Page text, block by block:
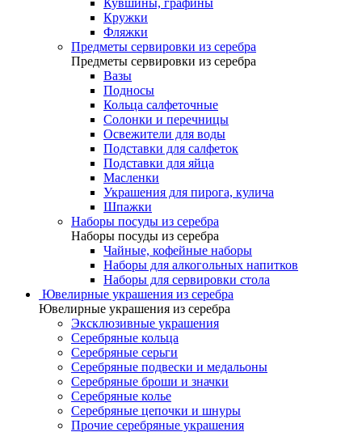
Кувшины, графины
Кружки
Фляжки
Предметы сервировки из серебра
Предметы сервировки из серебра
Вазы
Подносы
Кольца салфеточные
Солонки и перечницы
Освежители для воды
Подставки для салфеток
Подставки для яйца
Масленки
Украшения для пирога, кулича
Шпажки
Наборы посуды из серебра
Наборы посуды из серебра
Чайные, кофейные наборы
Наборы для алкогольных напитков
Наборы для сервировки стола
Ювелирные украшения из серебра
Ювелирные украшения из серебра
Эксклюзивные украшения
Серебряные кольца
Серебряные серьги
Серебряные подвески и медальоны
Серебряные броши и значки
Серебряные колье
Серебряные цепочки и шнуры
Прочие серебряные украшения